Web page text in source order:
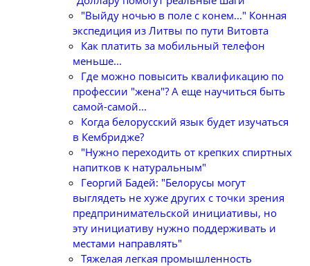
"Выйду ночью в поле с конем..." Конная
экспедиция из Литвы по пути Витовта
Как платить за мобильный телефон
меньше...
Где можно повысить квалификацию по
профессии "жена"? А еще научиться быть
самой-самой...
Когда белорусский язык будет изучаться
в Кембридже?
"Нужно переходить от крепких спиртных
напитков к натуральным"
Георгий Бадей: "Белорусы могут
выглядеть не хуже других с точки зрения
предпринимательской инициативы, но
эту инициативу нужно поддерживать и
местами направлять"
Тяжелая легкая промышленность